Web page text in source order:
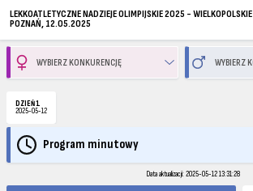
LEKKOATLETYCZNE NADZIEJE OLIMPIJSKIE 2025 - WIELKOPOLSKIE
POZNAŃ, 12.05.2025
DZIEŃ 1
2025-05-12
Program minutowy
Data aktualizacji: 2025-05-12 13:31:28